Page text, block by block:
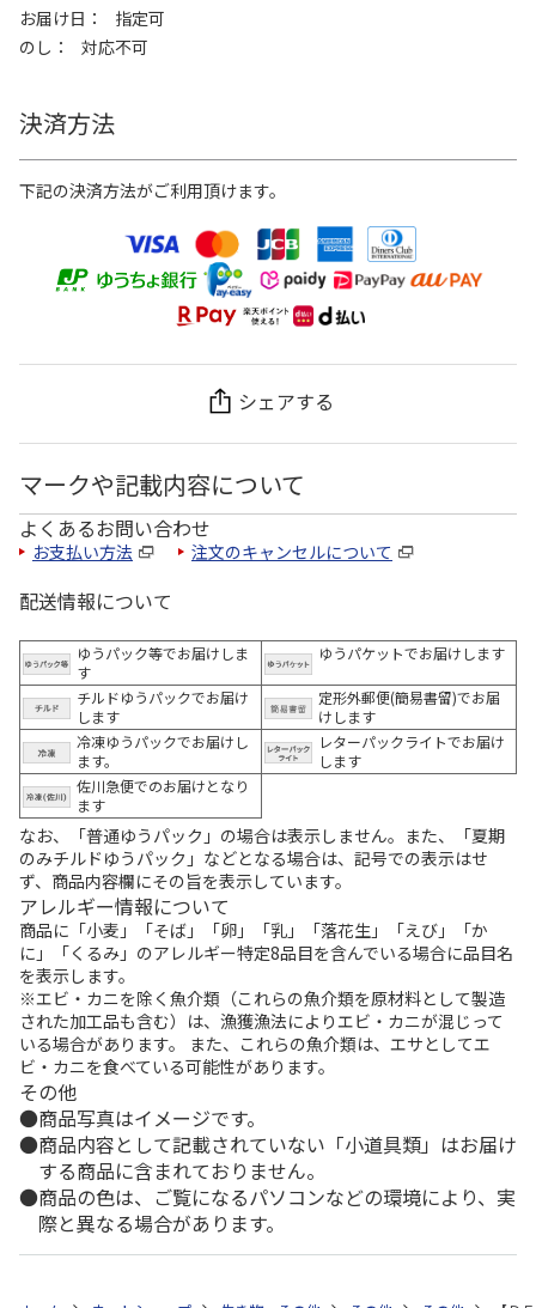
お届け日
指定可
のし
対応不可
決済方法
下記の決済方法がご利用頂けます。
シェアする
マークや記載内容について
よくあるお問い合わせ
お支払い方法 注文のキャンセルについて
配送情報について
ゆうパック等でお届けしま
す
ゆうパケットでお届けします
チルドゆうパックでお届け
します
定形外郵便(簡易書留)でお届
けします
冷凍ゆうパックでお届けし
ます。
レターパックライトでお届け
します
佐川急便でのお届けとなり
ます
なお、「普通ゆうパック」の場合は表示しません。また、「夏期
のみチルドゆうパック」などとなる場合は、記号での表示はせ
ず、商品内容欄にその旨を表示しています。
アレルギー情報について
商品に「小麦」「そば」「卵」「乳」「落花生」「えび」「か
に」「くるみ」のアレルギー特定8品目を含んでいる場合に品目名
を表示します。
※エビ・カニを除く魚介類（これらの魚介類を原材料として製造
された加工品も含む）は、漁獲漁法によりエビ・カニが混じって
いる場合があります。 また、これらの魚介類は、エサとしてエ
ビ・カニを食べている可能性があります。
その他
商品写真はイメージです。
商品内容として記載されていない「小道具類」はお届け
する商品に含まれておりません。
商品の色は、ご覧になるパソコンなどの環境により、実
際と異なる場合があります。